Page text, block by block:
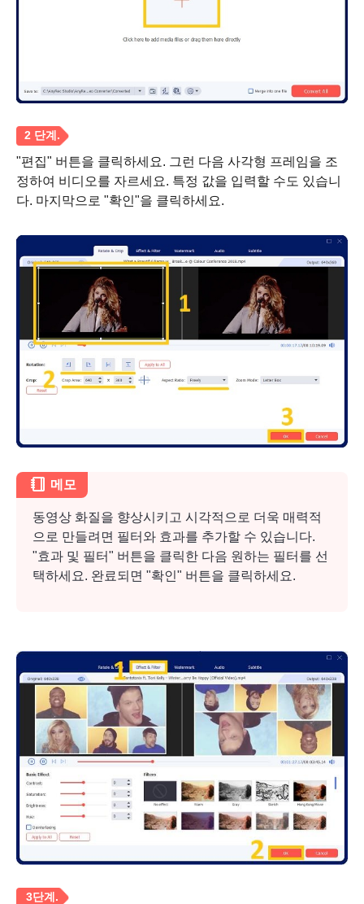
"편집" 버튼을 클릭하세요. 그런 다음 사각형 프레임을 조
정하여 비디오를 자르세요. 특정 값을 입력할 수도 있습니
다. 마지막으로 "확인"을 클릭하세요.
메모
동영상 화질을 향상시키고 시각적으로 더욱 매력적
으로 만들려면 필터와 효과를 추가할 수 있습니다.
"효과 및 필터" 버튼을 클릭한 다음 원하는 필터를 선
택하세요. 완료되면 "확인" 버튼을 클릭하세요.